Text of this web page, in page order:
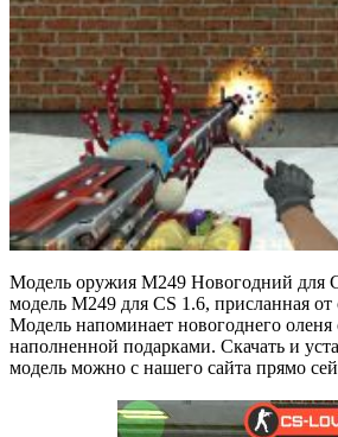
Модель оружия M249 Новогодний для
модель M249 для CS 1.6, присланная
Модель напоминает новогоднего оленя
наполненной подарками. Скачать и
модель можно с нашего сайта прямо